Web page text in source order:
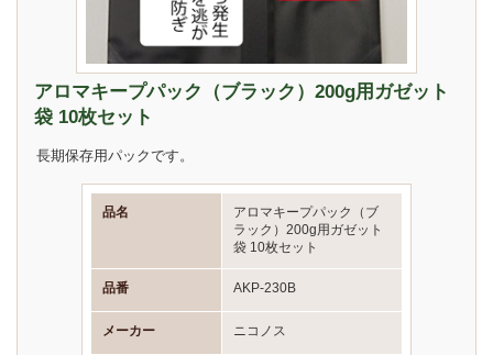
アロマキープパック（ブラック）200g用ガゼット
袋 10枚セット
長期保存用パックです。
品名
アロマキープパック（ブ
ラック）200g用ガゼット
袋 10枚セット
品番 AKP-230B
メーカー ニコノス